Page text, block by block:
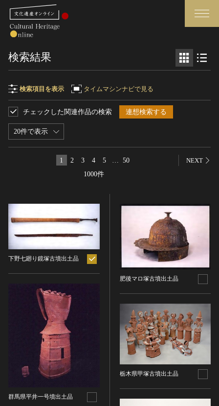
さらに詳細検索
トップ
無形文化遺産
動画で見る無形の文化財
媒体資料・関連記事等
博物館、美術館の皆さまへ
お知らせ一覧
このサイトについて
関連サイトリンク
文化遺産データベース
国指定文化財等データベース
検索結果
検索項目を表示 タイムマシンナビで見る
20件で表示
チェックした関連作品の検索 連想検索する
1000件
1 2 3 4 5 50 NEXT
下野七廻り鏡塚古墳出土品
群馬県平井一号墳出土品
肥後マロ塚古墳出土品
栃木県甲塚古墳出土品
検索項目
フリーワード
時代
旧石器 [日本]
縄文 [日本]
弥生 [日本]
古墳 [日本]
飛鳥 [日本]
奈良 [日本]
平安 [日本]
南北朝 [日本]
分野を選択
建造物
宗教建築
城郭建築
住居建築
近代その他
所在地（都道府県）
所在地（都道府県）を選択
所在地（市区町村）